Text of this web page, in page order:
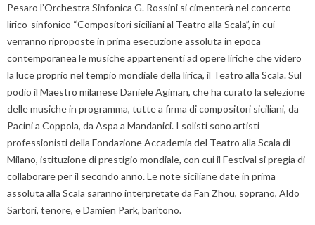
Pesaro l’Orchestra Sinfonica G. Rossini si cimenterà nel concerto
lirico-sinfonico “Compositori siciliani al Teatro alla Scala”, in cui
verranno riproposte in prima esecuzione assoluta in epoca
contemporanea le musiche appartenenti ad opere liriche che videro
la luce proprio nel tempio mondiale della lirica, il Teatro alla Scala. Sul
podio il Maestro milanese Daniele Agiman, che ha curato la selezione
delle musiche in programma, tutte a firma di compositori siciliani, da
Pacini a Coppola, da Aspa a Mandanici. I solisti sono artisti
professionisti della Fondazione Accademia del Teatro alla Scala di
Milano, istituzione di prestigio mondiale, con cui il Festival si pregia di
collaborare per il secondo anno. Le note siciliane date in prima
assoluta alla Scala saranno interpretate da Fan Zhou, soprano, Aldo
Sartori, tenore, e Damien Park, baritono.